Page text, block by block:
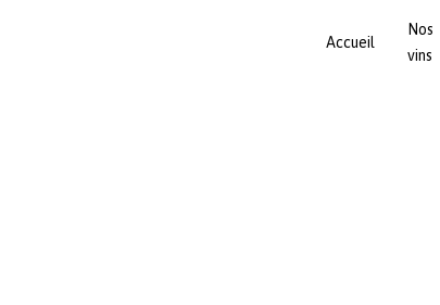
Accueil
Nos
vins